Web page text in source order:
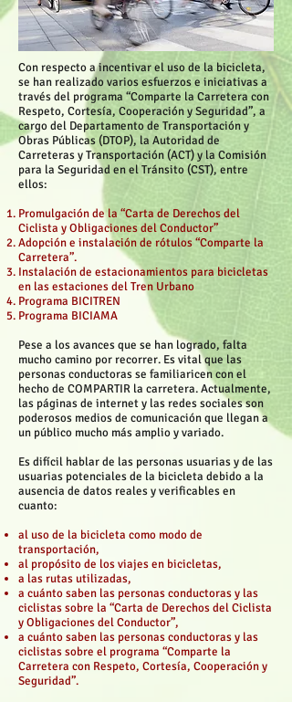
Con respecto a incentivar el uso de la bicicleta,
se han realizado varios esfuerzos e iniciativas a
través del programa “Comparte la Carretera con
Respeto, Cortesía, Cooperación y Seguridad”, a
cargo del Departamento de Transportación y
Obras Públicas (DTOP), la Autoridad de
Carreteras y Transportación (ACT) y la Comisión
para la Seguridad en el Tránsito (CST), entre
ellos:
Promulgación de la “Carta de Derechos del
Ciclista y Obligaciones del Conductor”
Adopción e instalación de rótulos “Comparte la
Carretera”.
Instalación de estacionamientos para bicicletas
en las estaciones del Tren Urbano
Programa BICITREN
Programa BICIAMA
Pese a los avances que se han logrado, falta
mucho camino por recorrer. Es vital que las
personas conductoras se familiaricen con el
hecho de COMPARTIR la carretera. Actualmente,
las páginas de internet y las redes sociales son
poderosos medios de comunicación que llegan a
un público mucho más amplio y variado.
Es difícil hablar de las personas usuarias y de las
usuarias potenciales de la bicicleta debido a la
ausencia de datos reales y verificables en
cuanto:
al uso de la bicicleta como modo de
transportación,
al propósito de los viajes en bicicletas,
a las rutas utilizadas,
a cuánto saben las personas conductoras y las
ciclistas sobre la “Carta de Derechos del Ciclista
y Obligaciones del Conductor”,
a cuánto saben las personas conductoras y las
ciclistas sobre el programa “Comparte la
Carretera con Respeto, Cortesía, Cooperación y
Seguridad”.